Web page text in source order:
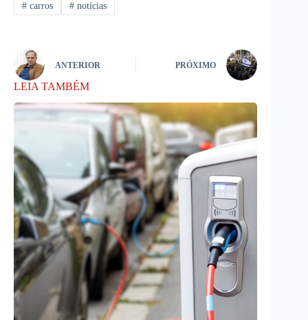
#carros #notícias
ANTERIOR PRÓXIMO
LEIA TAMBÉM